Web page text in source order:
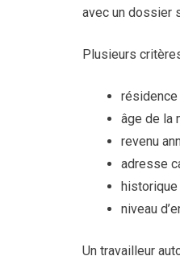
avec un dossier
Plusieurs
résidence
âge de la
revenu
adresse
niveau
Un travailleur